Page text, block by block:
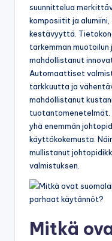
suunnittelua
komposiitit ja
kestävyyttä.
tarkemman
mahdollistanut
Automaattiset
tarkkuutta ja
mahdollistanut
tuotantomenetelmät.
yhä enemmän
käyttökokemusta.
mullistanut
valmistuksen.
Mitkä